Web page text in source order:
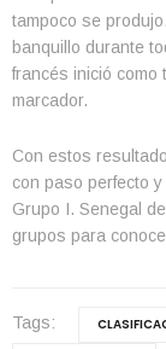
tampoco se
banquillo durante
francés inició como
marcador.
Con estos
con paso perfecto
Grupo I. Senegal
grupos para
Tags: